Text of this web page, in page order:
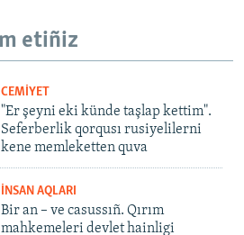
etiñiz
CEMİYET
"Er şeyni eki künde taşlap kettim".
Seferberlik qorqusı rusiyelilerni
kene memleketten quva
İNSAN AQLARI
Bir an – ve casussıñ. Qırım
mahkemeleri devlet hainligi